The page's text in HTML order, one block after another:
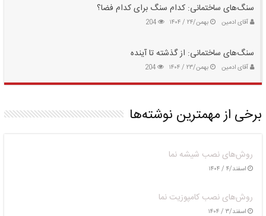
سنگ‌های ساختمانی: کدام سنگ برای کدام فضا؟
آقای ادمین بهمن/۲۴ / ۱۴۰۴ 204
سنگ‌های ساختمانی: از گذشته تا آینده
آقای ادمین بهمن/۲۳ / ۱۴۰۴ 204
برخی از مهمترین نوشته‌ها
روش‌های نصب شیشه نما
اسفند/۴ / ۱۴۰۴
روش‌های نصب کامپوزیت نما
اسفند/۳ / ۱۴۰۴